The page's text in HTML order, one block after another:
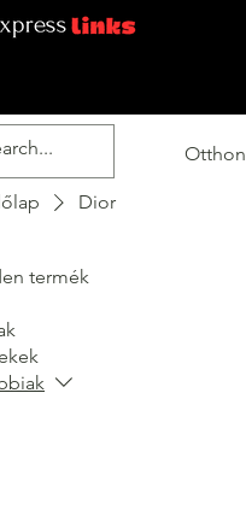
Otthon
Dior
termék